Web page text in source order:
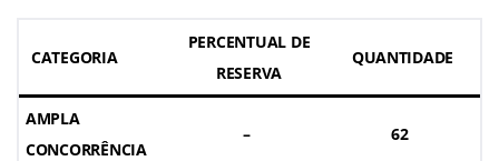
CATEGORIA
PERCENTUAL DE
RESERVA
QUANTIDADE
AMPLA
CONCORRÊNCIA
– 62